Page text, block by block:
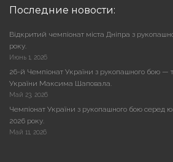
Последние новости:
Відкритий чемпіонат міста Дніпра з
року.
Июнь 1, 2026
26-й Чемпіонат України з рукопашного бою —
України Максима Шаповала.
Май 23, 2026
Чемпіонат України з рукопашного бою серед
2026 року.
Май 11, 2026